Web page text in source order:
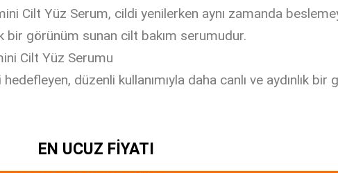
Cilt Yüz Serum, cildi yenilerken aynı zamanda
bir görünüm sunan cilt bakım serumudur.
Cilt Yüz Serumu
düzenli kullanımıyla daha canlı ve aydınlık bir
EN UCUZ FİYATI